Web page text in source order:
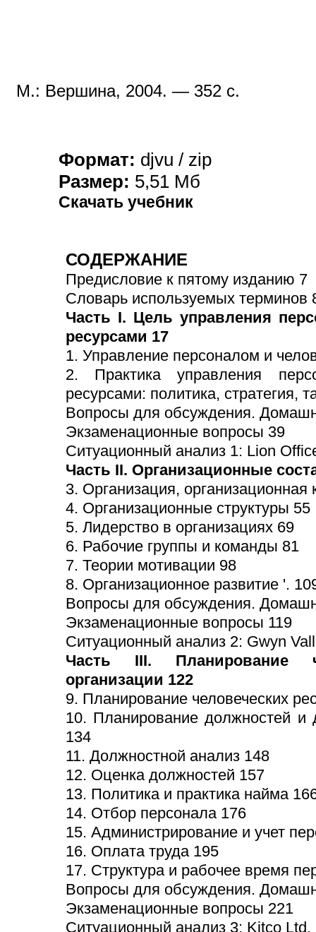
М.: Вершина, 2004. — 352 с.
Формат: djvu / zip
Размер: 5,51 Мб
Скачать учебник
СОДЕРЖАНИЕ
Предисловие к пятому изданию 7
Словарь используемых терминов
Часть I. Цель управления
ресурсами 17
1. Управление персоналом и
2. Практика управления
ресурсами: политика, стратегия,
Вопросы для обсуждения.
Экзаменационные вопросы 39
Ситуационный анализ 1: Lion
Часть II. Организационные
3. Организация, организационная
4. Организационные структуры 55
5. Лидерство в организациях 69
6. Рабочие группы и команды 81
7. Теории мотивации 98
8. Организационное развитие '.
Вопросы для обсуждения.
Экзаменационные вопросы 119
Ситуационный анализ 2: Gwyn
Часть III. Планирование
организации 122
9. Планирование человеческих
10. Планирование должностей и
134
11. Должностной анализ 148
12. Оценка должностей 157
13. Политика и практика найма
14. Отбор персонала 176
15. Администрирование и учет
16. Оплата труда 195
17. Структура и рабочее время
Вопросы для обсуждения.
Экзаменационные вопросы 221
Ситуационный анализ 3: Kitco Ltd.